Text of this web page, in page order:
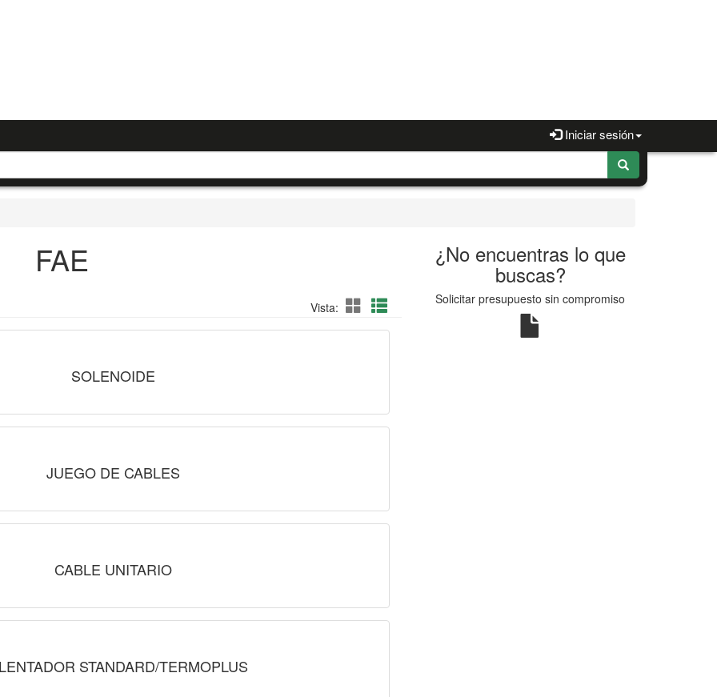
Iniciar sesión
FAE
Vista:
SOLENOIDE
JUEGO DE CABLES
CABLE UNITARIO
STANDARD/TERMOPLUS
¿No encuentras lo que
buscas?
Solicitar presupuesto sin compromiso